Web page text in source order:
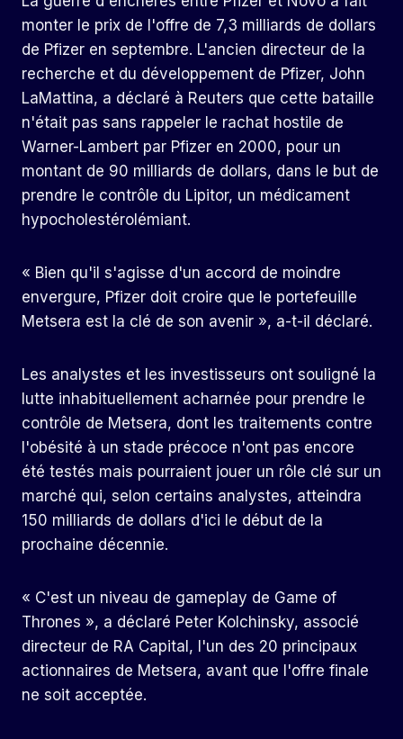
monter le prix de l'offre de 7,3 milliards de dollars
de Pfizer en septembre. L'ancien directeur de la
recherche et du développement de Pfizer, John
LaMattina, a déclaré à Reuters que cette bataille
n'était pas sans rappeler le rachat hostile de
Warner-Lambert par Pfizer en 2000, pour un
montant de 90 milliards de dollars, dans le but de
prendre le contrôle du Lipitor, un médicament
hypocholestérolémiant.
« Bien qu'il s'agisse d'un accord de moindre
envergure, Pfizer doit croire que le portefeuille
Metsera est la clé de son avenir », a-t-il déclaré.
Les analystes et les investisseurs ont souligné la
lutte inhabituellement acharnée pour prendre le
contrôle de Metsera, dont les traitements contre
l'obésité à un stade précoce n'ont pas encore
été testés mais pourraient jouer un rôle clé sur un
marché qui, selon certains analystes, atteindra
150 milliards de dollars d'ici le début de la
prochaine décennie.
« C'est un niveau de gameplay de Game of
Thrones », a déclaré Peter Kolchinsky, associé
directeur de RA Capital, l'un des 20 principaux
actionnaires de Metsera, avant que l'offre finale
ne soit acceptée.